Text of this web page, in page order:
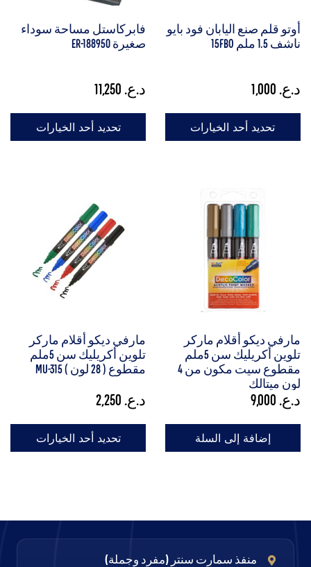
أوتو قلم صنع اليابان فود بايو
ناشف 1.5 ملم 15FBO
د.ع.
تحديد أحد الخيارات
فابركاستل مساحة سوداء
صغيرة ER-188950
د.ع.
تحديد أحد الخيارات
مارفي ديكو أقلام ماركر
تلوين أكريليك سن 5ملم
مقطوع سيت مكون من 4
لون ميتالك
د.ع.
إضافة إلى السلة
مارفي ديكو أقلام ماركر
تلوين أكريليك سن 5ملم
مقطوع ( 28 لون ) MU-315
د.ع.
تحديد أحد الخيارات
منفذ سمارت سنتر (مفرد وجملة)